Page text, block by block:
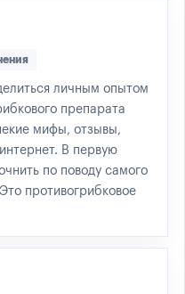
личным опытом
препарата
мифы, отзывы,
В первую
по поводу самого
противогрибковое